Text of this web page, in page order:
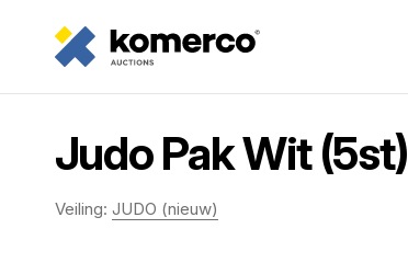
Judo Pak Wit
Veiling: JUDO (nieuw)